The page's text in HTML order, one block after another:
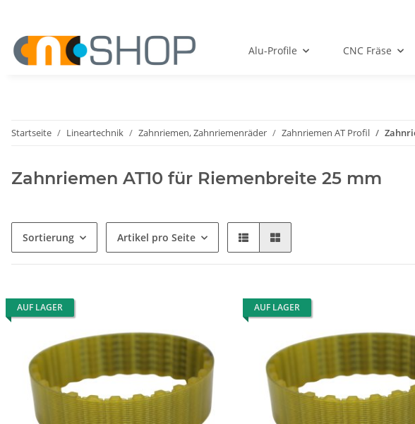
Alu-Profile CNC Fräse
Startseite Lineartechnik Zahnriemen, Zahnriemenräder Zahnriemen AT Profil
Zahnriemen AT10 für Riemenbreite 25 mm
Sortierung Artikel pro Seite
AUF LAGER AUF LAGER